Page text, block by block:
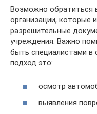
Возможно обратиться
организации,
разрешительные
учреждения. Важно
быть специалистами в
подход это:
осмотр
выявления